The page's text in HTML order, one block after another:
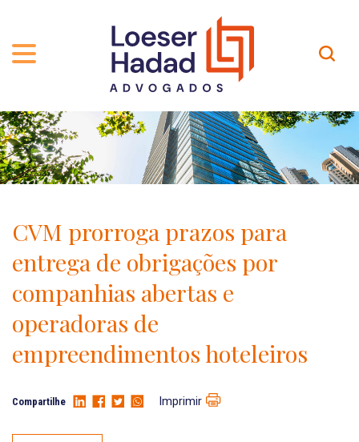
QUEM SOMOS
TRAJETÓRIA
INCLUSÃO E DIVERSIDADE
PRÊMIOS
NOSSA EQUIPE
ÁREAS DE ATUAÇÃO
PROFISSIONAIS
CARREIRA
Contato
Localização
EN-US
CVM prorroga prazos para
entrega de obrigações por
companhias abertas e
operadoras de
empreendimentos hoteleiros
Compartilhe Imprimir